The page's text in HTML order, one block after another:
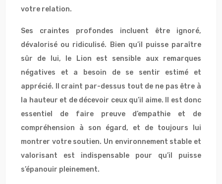
votre relation.
Ses craintes profondes incluent être ignoré,
dévalorisé ou ridiculisé. Bien qu’il puisse paraître
sûr de lui, le Lion est sensible aux remarques
négatives et a besoin de se sentir estimé et
apprécié. Il craint par-dessus tout de ne pas être à
la hauteur et de décevoir ceux qu’il aime. Il est donc
essentiel de faire preuve d’empathie et de
compréhension à son égard, et de toujours lui
montrer votre soutien. Un environnement stable et
valorisant est indispensable pour qu’il puisse
s’épanouir pleinement.